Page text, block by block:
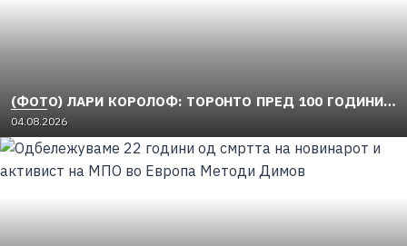
(ФОТО) ЛАРИ КОРОЛОФ: ТОРОНТО ПРЕД 100 ГОДИНИ…
04.08.2026